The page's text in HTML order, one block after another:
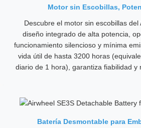
Motor sin Escobillas,
Descubre el motor sin escobillas del
diseño integrado de alta potencia,
funcionamiento silencioso y mínima
vida útil de hasta 3200 horas
diario de 1 hora), garantiza fiabilidad y
Batería Desmontable para